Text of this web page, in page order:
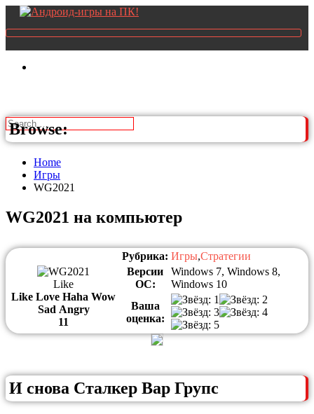
Browse:
Home
Игры
WG2021
WG2021 на компьютер
Like
Like Love Haha Wow
Sad Angry
11
Рубрика: Игры,Стратегии
Версии
ОС:
Windows 7, Windows 8,
Windows 10
Ваша
оценка:
И снова Сталкер Вар Групс